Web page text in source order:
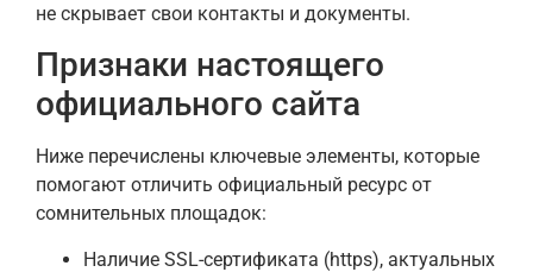
не скрывает свои контакты и документы.
Признаки настоящего
официального сайта
Ниже перечислены ключевые элементы, которые
помогают отличить официальный ресурс от
сомнительных площадок:
Наличие SSL-сертификата (https), актуальных